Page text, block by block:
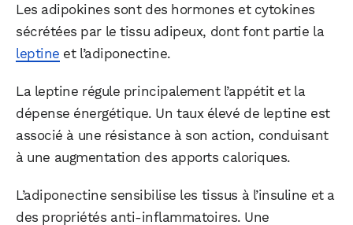
Les adipokines sont des hormones et cytokines
sécrétées par le tissu adipeux, dont font partie la
leptine et l’adiponectine.
La leptine régule principalement l’appétit et la
dépense énergétique. Un taux élevé de leptine est
associé à une résistance à son action, conduisant
à une augmentation des apports caloriques.
L’adiponectine sensibilise les tissus à l’insuline et a
des propriétés anti-inflammatoires. Une